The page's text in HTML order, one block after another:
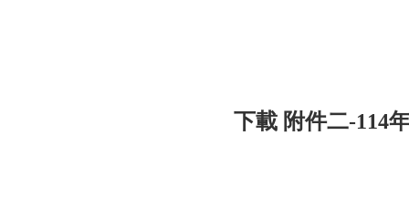
下載 附件二-114